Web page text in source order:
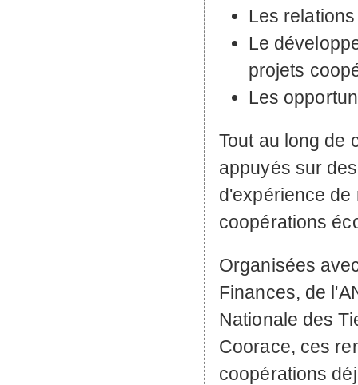
Les
Le
projets
Les
Tout au long de
appuyés sur
d'expérience
coopérations
Organisées
Finances, de l'
Nationale des
Coorace, ces
coopérations